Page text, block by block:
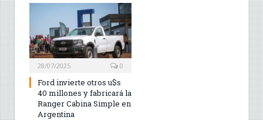
28/07/2025 0
Ford invierte otros u$s
40 millones y fabricará la
Ranger Cabina Simple en
Argentina